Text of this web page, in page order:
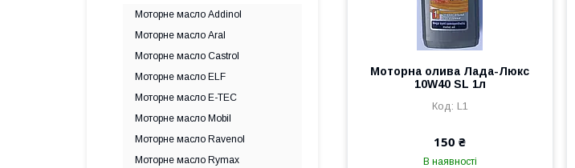
Моторна олива Лада-Люкс
10W40 SL 1л
L1
150 ₴
В наявності
Моторне масло Addinol
Моторне масло Aral
Моторне масло Castrol
Моторне масло ELF
Моторне масло E-TEC
Моторне масло Mobil
Моторне масло Ravenol
Моторне масло Rymax